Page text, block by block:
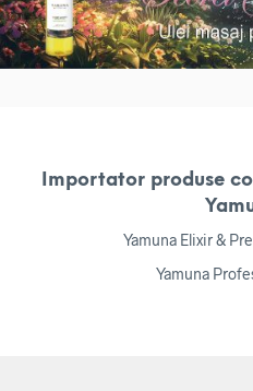
Importator produse
Yamuna Elixir &
Yamuna